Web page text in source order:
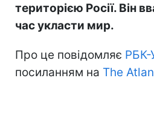
територією Росії. Він
час укласти мир.
Про це повідомляє РБК-
посиланням на The